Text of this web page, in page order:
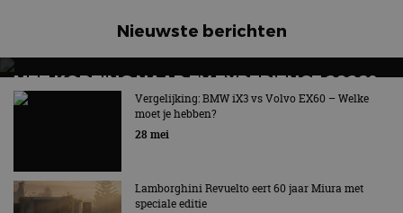
Nieuwste berichten
MET KORTING NAAR EV EXPERIENCE 2026?
AUTORAI REGELT HET!
EV Experience 2026 van 24 tot 26 september
Vergelijking: BMW iX3 vs Volvo EX60 – Welke
moet je hebben?
28 mei
Lamborghini Revuelto eert 60 jaar Miura met
speciale editie